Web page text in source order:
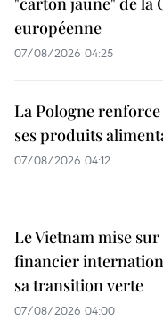
européenne
07/08/2026 04:25
La Pologne
ses produits
07/08/2026 04:12
Le Vietnam mise
financier
sa transition verte
07/08/2026 04:00